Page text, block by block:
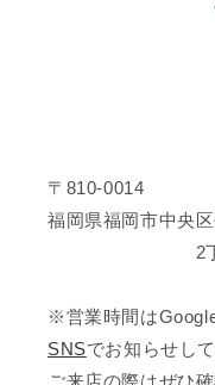
〒810-0014
福岡県福岡市中央
2丁目
※営業時間は
SNSでお知らせし